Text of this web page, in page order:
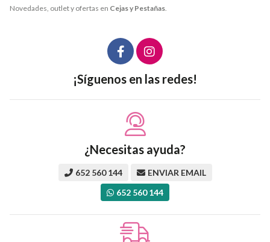
Novedades, outlet y ofertas en Cejas y Pestañas
¡Síguenos en las redes!
¿Necesitas ayuda?
652 560 144
ENVIAR EMAIL
652 560 144